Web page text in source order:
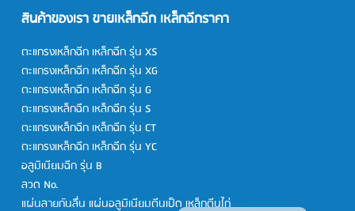
สินค้าของเรา ขายเหล็กฉีก เหล็กฉีกราคา
ตะแกรงเหล็กฉีก เหล็กฉีก รุ่น XS
ตะแกรงเหล็กฉีก เหล็กฉีก รุ่น XG
ตะแกรงเหล็กฉีก เหล็กฉีก รุ่น G
ตะแกรงเหล็กฉีก เหล็กฉีก รุ่น S
ตะแกรงเหล็กฉีก เหล็กฉีก รุ่น CT
ตะแกรงเหล็กฉีก เหล็กฉีก รุ่น YC
อลูมิเนียมฉีก รุ่น B
ลวด No.
แผ่นลายกันลื่น แผ่นอลูมิเนียมตีนเป็ดเหล็กตีนไก่